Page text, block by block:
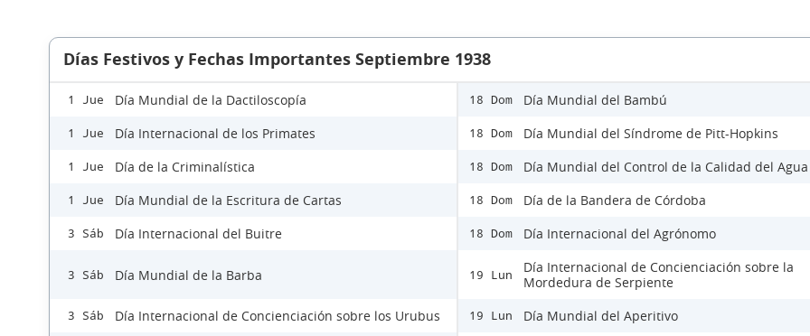
Días Festivos y Fechas Importantes Septiembre 1938
1 Jue Día Mundial de la Dactiloscopía
1 Jue Día Internacional de los Primates
1 Jue Día de la Criminalística
1 Jue Día Mundial de la Escritura de Cartas
3 Sáb Día Internacional del Buitre
3 Sáb Día Mundial de la Barba
3 Sáb Día Internacional de Concienciación sobre los Urubus
18 Dom Día Mundial del Bambú
18 Dom Día Mundial del Síndrome de Pitt-Hopkins
18 Dom Día Mundial del Control de la Calidad del Agua
18 Dom Día de la Bandera de Córdoba
18 Dom Día Internacional del Agrónomo
19 Lun
Día Internacional de Concienciación sobre la
Mordedura de Serpiente
19 Lun Día Mundial del Aperitivo